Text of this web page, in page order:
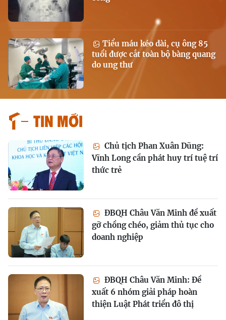
Tiểu máu kéo dài, cụ ông 85
tuổi được cắt toàn bộ bàng quang
do ung thư
Tin mới
Chủ tịch Phan Xuân Dũng:
Vĩnh Long cần phát huy trí tuệ trí
thức trẻ
ĐBQH Châu Văn Minh đề xuất
gỡ chồng chéo, giảm thủ tục cho
doanh nghiệp
ĐBQH Châu Văn Minh: Đề
xuất 6 nhóm giải pháp hoàn
thiện Luật Phát triển đô thị